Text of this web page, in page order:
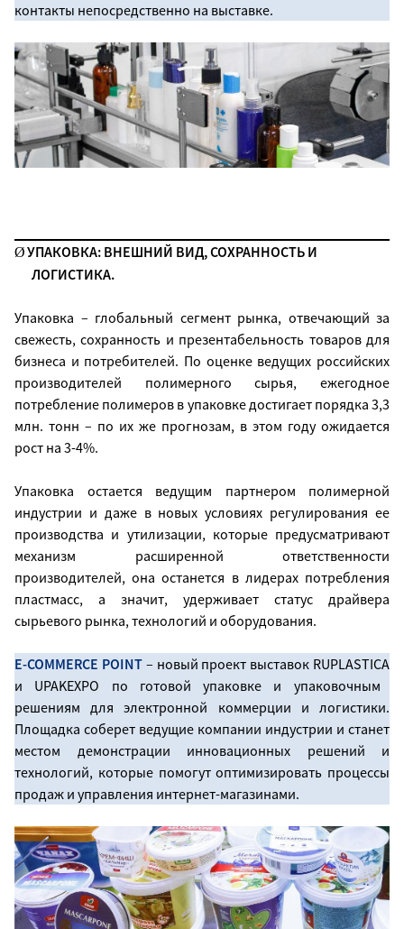
контакты непосредственно на выставке.
ØУПАКОВКА: ВНЕШНИЙ ВИД, СОХРАННОСТЬ И
ЛОГИСТИКА.
Упаковка – глобальный сегмент рынка, отвечающий за
свежесть, сохранность и презентабельность товаров для
бизнеса и потребителей. По оценке ведущих российских
производителей полимерного сырья, ежегодное
потребление полимеров в упаковке достигает порядка 3,3
млн. тонн – по их же прогнозам, в этом году ожидается
рост на 3-4%.
Упаковка остается ведущим партнером полимерной
индустрии и даже в новых условиях регулирования ее
производства и утилизации, которые предусматривают
механизм расширенной ответственности
производителей, она останется в лидерах потребления
пластмасс, а значит, удерживает статус драйвера
сырьевого рынка, технологий и оборудования.
E-COMMERCE POINT– новый проект выставок RUPLASTICA
и UPAKEXPO по готовой упаковке и упаковочным
решениям для электронной коммерции и логистики.
Площадка соберет ведущие компании индустрии и станет
местом демонстрации инновационных решений и
технологий, которые помогут оптимизировать процессы
продаж и управления интернет-магазинами.